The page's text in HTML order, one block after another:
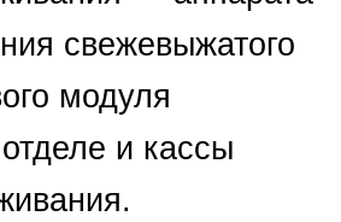
свежевыжатого
модуля
и кассы